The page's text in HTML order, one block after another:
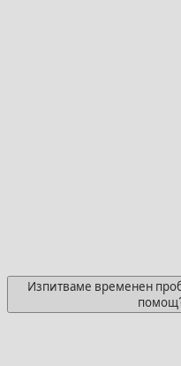
Изпитваме временен
помощ?